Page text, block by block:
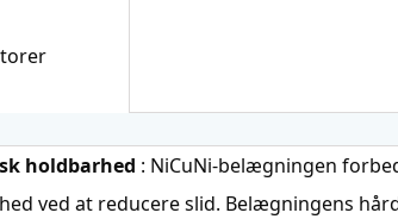
holdbarhed : NiCuNi-belægningen
ved at reducere slid. Belægningens